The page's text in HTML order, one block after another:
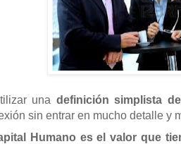
una definición simplista
sin entrar en mucho detalle y
Humano es el valor que